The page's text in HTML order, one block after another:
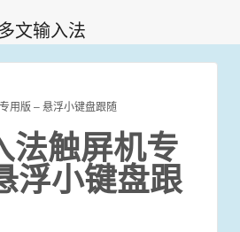
用版 – 悬浮小键盘跟随
法触屏机专
浮小键盘跟
文输入法